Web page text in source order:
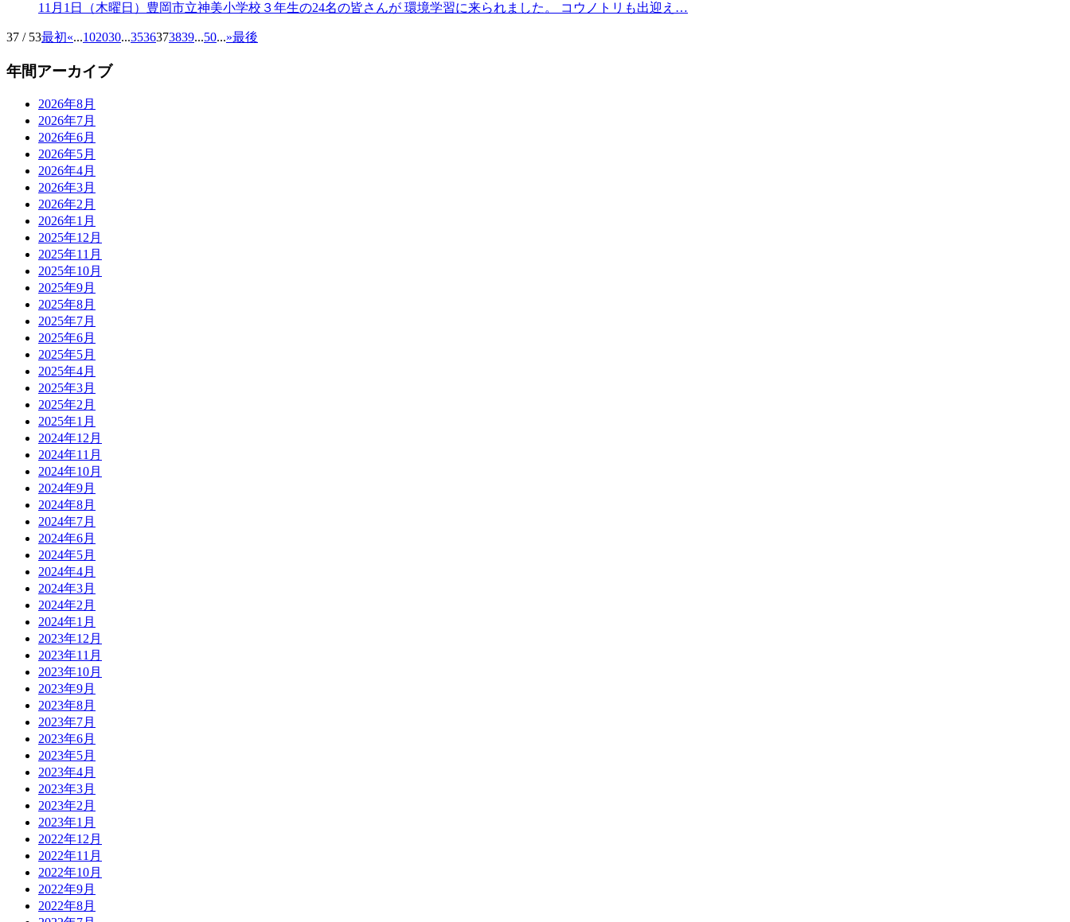
11月1日（木曜日）豊岡市立神美小学校３年生の24名の皆さんが 環境学習に来られました。 コウノトリも出迎え…
37 / 53最初«...102030...3536373839...50...»最後
年間アーカイブ
2026年8月
2026年7月
2026年6月
2026年5月
2026年4月
2026年3月
2026年2月
2026年1月
2025年12月
2025年11月
2025年10月
2025年9月
2025年8月
2025年7月
2025年6月
2025年5月
2025年4月
2025年3月
2025年2月
2025年1月
2024年12月
2024年11月
2024年10月
2024年9月
2024年8月
2024年7月
2024年6月
2024年5月
2024年4月
2024年3月
2024年2月
2024年1月
2023年12月
2023年11月
2023年10月
2023年9月
2023年8月
2023年7月
2023年6月
2023年5月
2023年4月
2023年3月
2023年2月
2023年1月
2022年12月
2022年11月
2022年10月
2022年9月
2022年8月